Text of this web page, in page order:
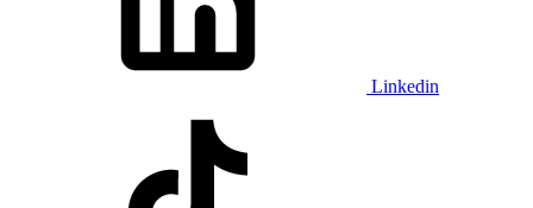
Linkedin